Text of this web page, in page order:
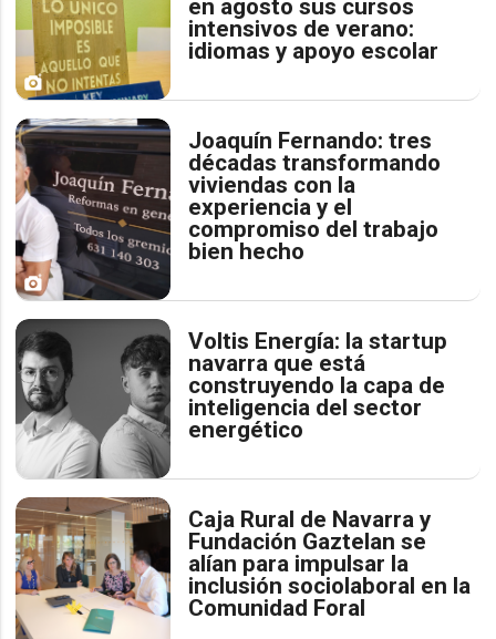
en agosto sus cursos
intensivos de verano:
idiomas y apoyo escolar
Joaquín Fernando: tres
décadas transformando
viviendas con la
experiencia y el
compromiso del trabajo
bien hecho
Voltis Energía: la startup
navarra que está
construyendo la capa de
inteligencia del sector
energético
Caja Rural de Navarra y
Fundación Gaztelan se
alían para impulsar la
inclusión sociolaboral en la
Comunidad Foral